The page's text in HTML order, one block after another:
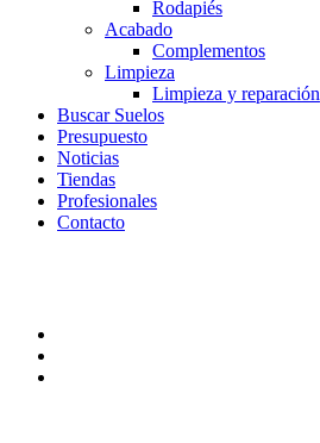
Rodapiés
Acabado
Complementos
Limpieza
Limpieza y reparación
Buscar Suelos
Presupuesto
Noticias
Tiendas
Profesionales
Contacto